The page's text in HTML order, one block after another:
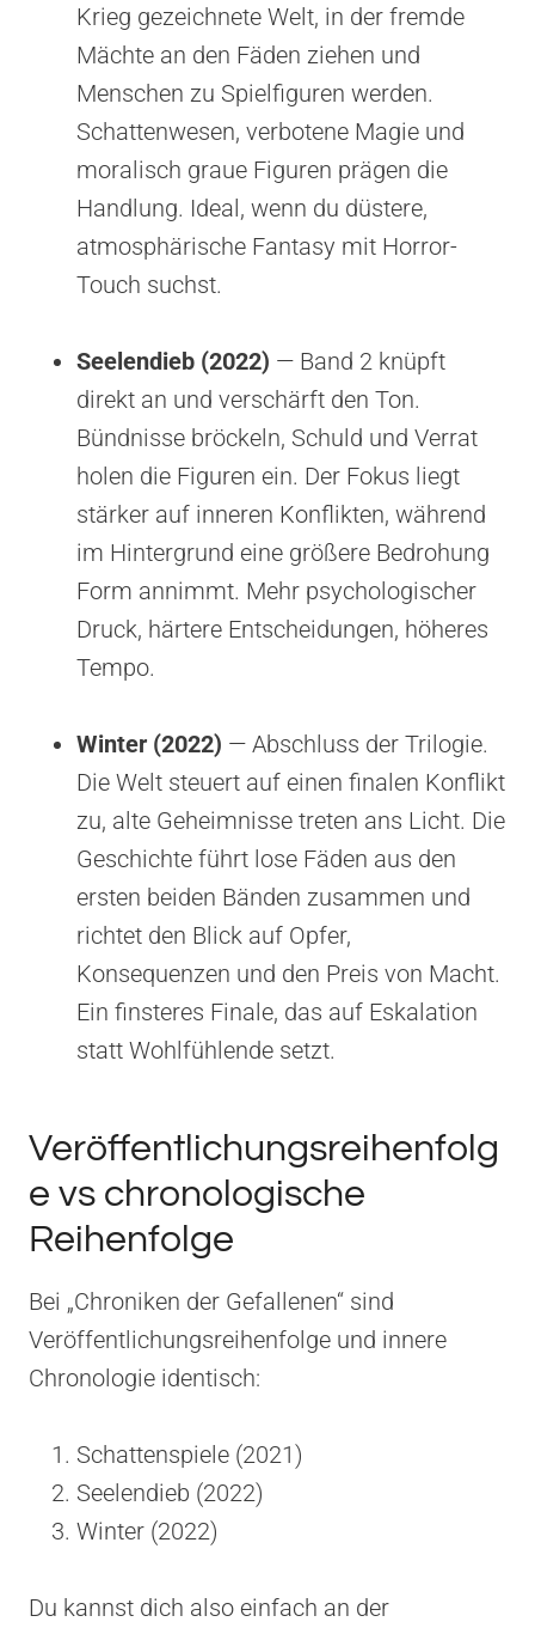
Krieg gezeichnete Welt, in der fremde
Mächte an den Fäden ziehen und
Menschen zu Spielfiguren werden.
Schattenwesen, verbotene Magie und
moralisch graue Figuren prägen die
Handlung. Ideal, wenn du düstere,
atmosphärische Fantasy mit Horror-
Touch suchst.
Seelendieb (2022) — Band 2 knüpft
direkt an und verschärft den Ton.
Bündnisse bröckeln, Schuld und Verrat
holen die Figuren ein. Der Fokus liegt
stärker auf inneren Konflikten, während
im Hintergrund eine größere Bedrohung
Form annimmt. Mehr psychologischer
Druck, härtere Entscheidungen, höheres
Tempo.
Winter (2022) — Abschluss der Trilogie.
Die Welt steuert auf einen finalen Konflikt
zu, alte Geheimnisse treten ans Licht. Die
Geschichte führt lose Fäden aus den
ersten beiden Bänden zusammen und
richtet den Blick auf Opfer,
Konsequenzen und den Preis von Macht.
Ein finsteres Finale, das auf Eskalation
statt Wohlfühlende setzt.
Veröffentlichungsreihenfolg
e vs chronologische
Reihenfolge
Bei „Chroniken der Gefallenen“ sind
Veröffentlichungsreihenfolge und innere
Chronologie identisch:
Schattenspiele (2021)
Seelendieb (2022)
Winter (2022)
Du kannst dich also einfach an der